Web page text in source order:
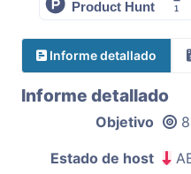
Informe detallado
Informe detallado
Objetivo
Estado de host